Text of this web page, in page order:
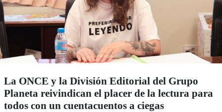
La ONCE y la División Editorial del Grupo
Planeta reivindican el placer de la lectura para
todos con un cuentacuentos a ciegas